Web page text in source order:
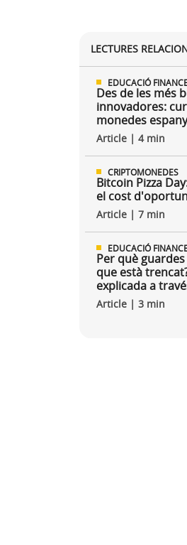
LECTURES
EDUCACIÓ
Des de les més
innovadores:
monedes
Article | 4 min
CRIPTOMONEDES
Bitcoin Pizza
el cost
Article | 7 min
EDUCACIÓ
Per què
que està
explicada a
Article | 3 min